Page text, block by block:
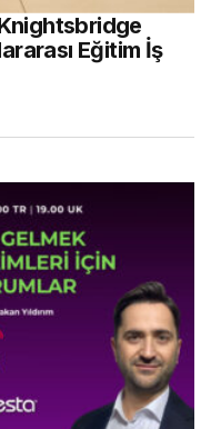
Eğitim İş